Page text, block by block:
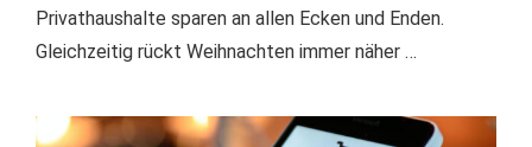
Privathaushalte sparen an allen Ecken und Enden.
Gleichzeitig rückt Weihnachten immer näher …